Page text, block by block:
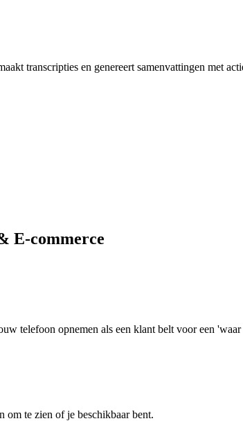
transcripties en genereert samenvattingen met
E-commerce
telefoon opnemen als een klant belt voor een
te zien of je beschikbaar bent.